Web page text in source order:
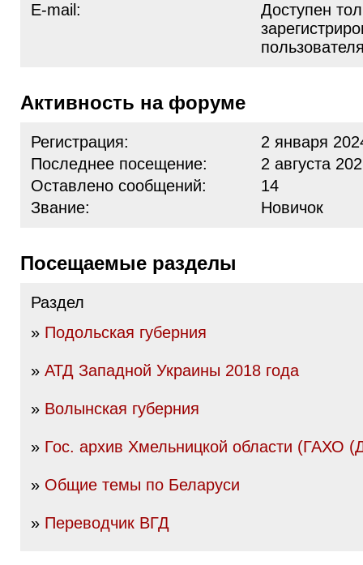
E-mail:
Доступен
Активность на форуме
Регистрация:
2 января
Последнее посещение:
2 августа
Оставлено сообщений:
14
Звание:
Новичок
Посещаемые разделы
Раздел
» Подольская губерния
» АТД Западной Украины 2018 года
» Волынская губерния
» Гос. архив Хмельницкой области (ГАХО
» Общие темы по Беларуси
» Переводчик ВГД